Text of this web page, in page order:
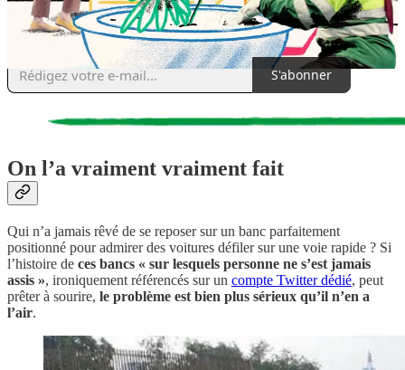
On vous a transféré cette infolettre et vous souhaitez vous abonner ?
S'abonner
On l’a vraiment vraiment fait
Qui n’a jamais rêvé de se reposer sur un banc parfaitement
positionné pour admirer des voitures défiler sur une voie rapide ? Si
l’histoire de ces bancs « sur lesquels personne ne s’est jamais
assis », ironiquement référencés sur un compte Twitter dédié, peut
prêter à sourire, le problème est bien plus sérieux qu’il n’en a
l’air.